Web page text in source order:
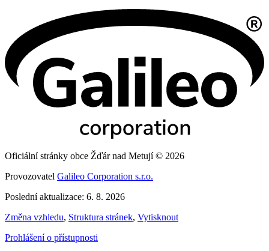
Oficiální stránky obce Žďár nad Metují © 2026
Provozovatel Galileo Corporation s.r.o.
Poslední aktualizace: 6. 8. 2026
Změna vzhledu, Struktura stránek, Vytisknout
Prohlášení o přístupnosti